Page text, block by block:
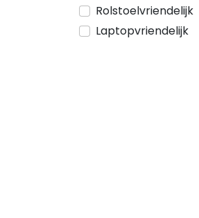
Rolstoelvriendelijk
Laptopvriendelijk